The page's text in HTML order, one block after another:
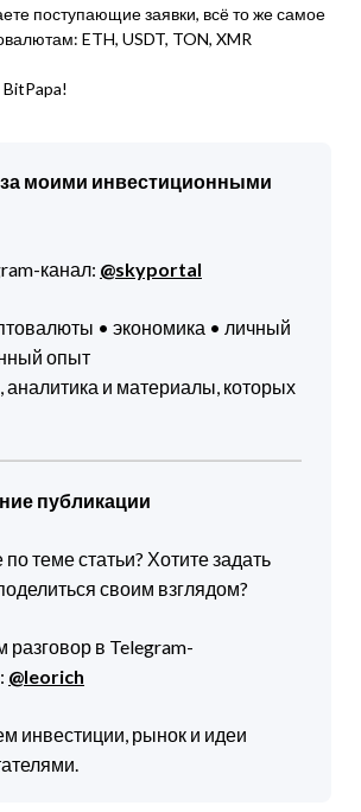
поступающие заявки, всё то же самое
ETH, USDT, TON, XMR
моими инвестиционными
канал: @skyportal
• экономика • личный
опыт
и материалы, которых
публикации
теме статьи? Хотите задать
своим взглядом?
в Telegram-
@leorich
инвестиции, рынок и идеи